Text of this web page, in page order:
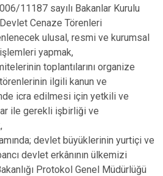
11187 sayılı Bakanlar Kurulu
Cenaze Törenleri
ulusal, resmi ve kurumsal
yapmak,
toplantılarını organize
ilgili kanun ve
icra edilmesi için yetkili ve
ile gerekli işbirliği ve
devlet büyüklerinin yurtiçi ve
devlet erkânının ülkemizi
Protokol Genel Müdürlüğü